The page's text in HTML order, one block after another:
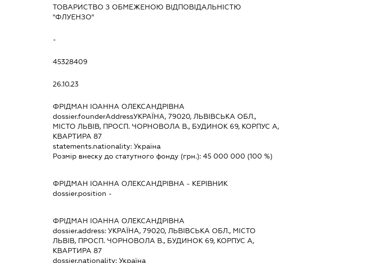
ТОВАРИСТВО З ОБМЕЖЕНОЮ ВІДПОВІДАЛЬНІСТЮ
"ФЛУЕНЗО"
-
45328409
26.10.23
ФРІДМАН ІОАННА ОЛЕКСАНДРІВНА
dossier.founderAddressУКРАЇНА, 79020, ЛЬВІВСЬКА ОБЛ.,
МІСТО ЛЬВІВ, ПРОСП. ЧОРНОВОЛА В., БУДИНОК 69, КОРПУС А,
КВАРТИРА 87
statements.nationality: Україна
Розмір внеску до статутного фонду (грн.): 45 000 000 (100 %)
ФРІДМАН ІОАННА ОЛЕКСАНДРІВНА - КЕРІВНИК
dossier.position -
ФРІДМАН ІОАННА ОЛЕКСАНДРІВНА
dossier.address: УКРАЇНА, 79020, ЛЬВІВСЬКА ОБЛ., МІСТО
ЛЬВІВ, ПРОСП. ЧОРНОВОЛА В., БУДИНОК 69, КОРПУС А,
КВАРТИРА 87
dossier.nationality: Україна